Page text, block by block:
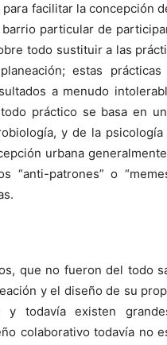
para facilitar la concepción
particular de
todo sustituir a las
estas
a menudo
práctico se basa en
y de la
urbana
“anti-patrones” o
que no fueron del todo
y el diseño de su
todavía existen
colaborativo todavía no